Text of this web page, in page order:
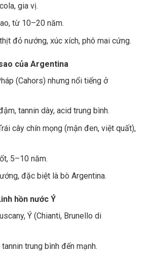
gia vị.
từ 10–20 năm.
đỏ nướng, xúc xích, phô mai cứng.
của Argentina
(Cahors) nhưng nổi tiếng ở
tannin dày, acid trung bình.
cây chín mọng (mận đen, việt quất),
5–10 năm.
đặc biệt là bò Argentina.
hồn nước Ý
Ý (Chianti, Brunello di
trung bình đến mạnh.